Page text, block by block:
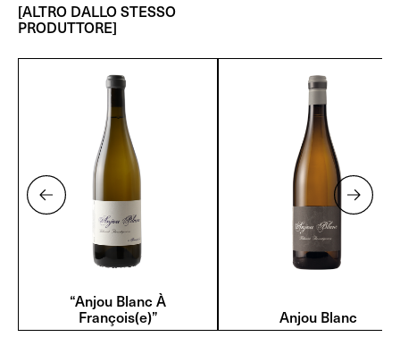
[ALTRO DALLO STESSO
PRODUTTORE]
“Anjou Blanc À
François(e)”
Anjou Blanc